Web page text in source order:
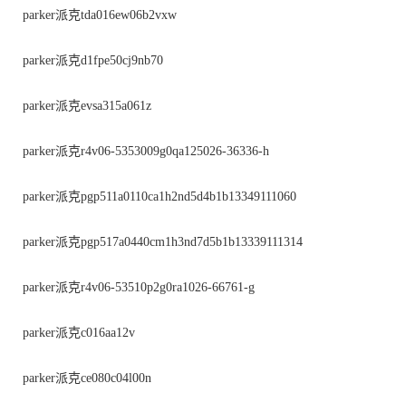
parker派克tda016ew06b2vxw
parker派克d1fpe50cj9nb70
parker派克evsa315a061z
parker派克r4v06-5353009g0qa125026-36336-h
parker派克pgp511a0110ca1h2nd5d4b1b13349111060
parker派克pgp517a0440cm1h3nd7d5b1b13339111314
parker派克r4v06-53510p2g0ra1026-66761-g
parker派克c016aa12v
parker派克ce080c04l00n